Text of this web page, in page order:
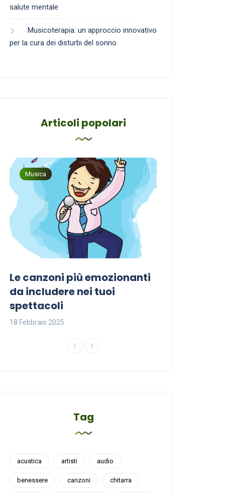
salute mentale
Musicoterapia: un approccio innovativo
per la cura dei disturbi del sonno
Articoli popolari
Musica
Le canzoni più emozionanti
da includere nei tuoi
spettacoli
18 Febbraio 2025
Tag
acustica artisti audio
benessere canzoni chitarra